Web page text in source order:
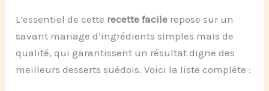
L’essentiel de cette recette facile repose sur un
savant mariage d’ingrédients simples mais de
qualité, qui garantissent un résultat digne des
meilleurs desserts suédois. Voici la liste complète :